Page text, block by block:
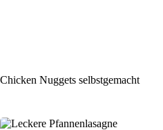
Chicken Nuggets selbstgemacht